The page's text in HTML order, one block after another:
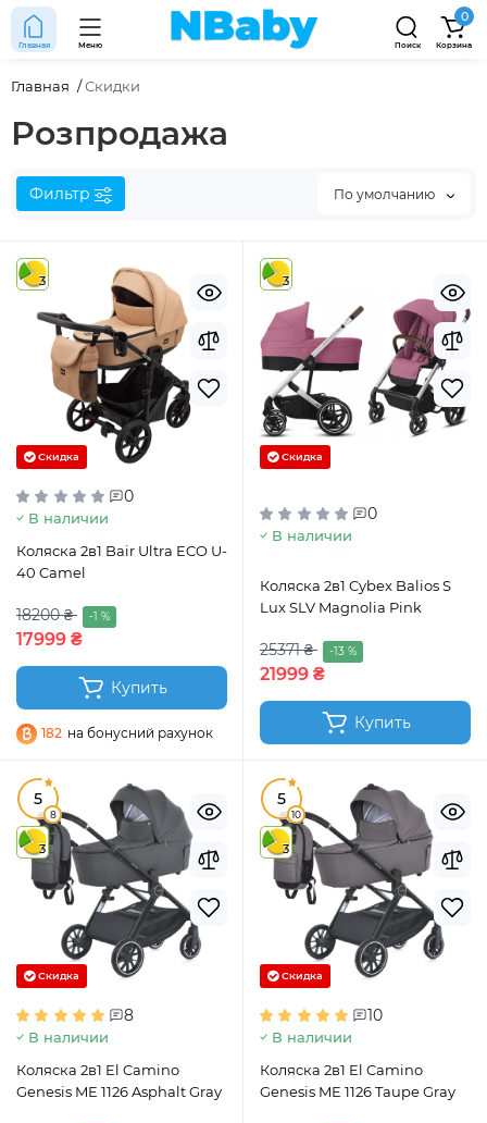
Главная Меню Поиск
0
Корзина
Главная Скидки
Розпродажа
Фильтр По умолчанию
3
Скидка
0
В наличии
Коляска 2в1 Bair Ultra ECO U-
40 Camel
18200 ₴ -1 %
17999 ₴
Купить
182 на бонусний рахунок
3
Скидка
0
В наличии
Коляска 2в1 Cybex Balios S
Lux SLV Magnolia Pink
25371 ₴ -13 %
21999 ₴
Купить
5
8
3
Скидка
8
В наличии
Коляска 2в1 El Camino
Genesis ME 1126 Asphalt Gray
5
10
3
Скидка
10
В наличии
Коляска 2в1 El Camino
Genesis ME 1126 Taupe Gray